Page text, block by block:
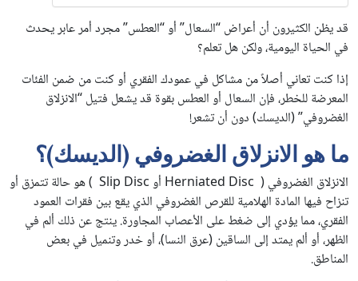
قد يظن الكثيرون أن أعراض “السعال” أو “العطس” مجرد أمر عابر يحدث
في الحياة اليومية، ولكن هل تعلم؟
إذا كنت تعاني أصلاً من مشاكل في عمودك الفقري أو كنت من ضمن الفئات
المعرضة للخطر، فإن السعال أو العطس بقوة قد يشعل فتيل “الانزلاق
الغضروفي” (الديسك) دون أن تشعر!
ما هو الانزلاق الغضروفي (الديسك)؟
الانزلاق الغضروفي ( Herniated Disc أو Slip Disc ) هو حالة تتمزق أو
تنزاح فيها المادة الهلامية للقرص الغضروفي الذي يقع بين فقرات العمود
الفقري، مما يؤدي إلى ضغط على الأعصاب المجاورة. ينتج عن ذلك ألم في
الظهر، أو ألم يمتد إلى الساقين (عرق النسا)، أو خدر وتنميل في بعض
المناطق.